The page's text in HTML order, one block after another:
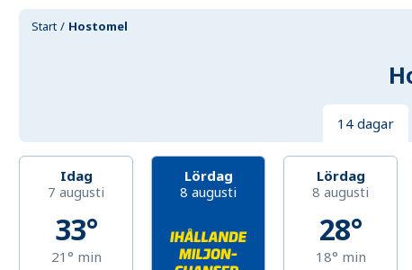
Start
Hostomel
14 dagar
Idag
7 augusti
33°
21° min
Lördag
8 augusti
Lördag
8 augusti
28°
18° min